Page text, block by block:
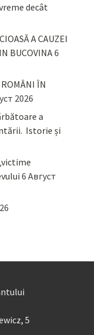
decât
A CAUZEI
BUCOVINA6
ÎN
2026
a
Istorie și
6 Август
5